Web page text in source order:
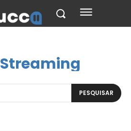
Streaming
PESQUISAR